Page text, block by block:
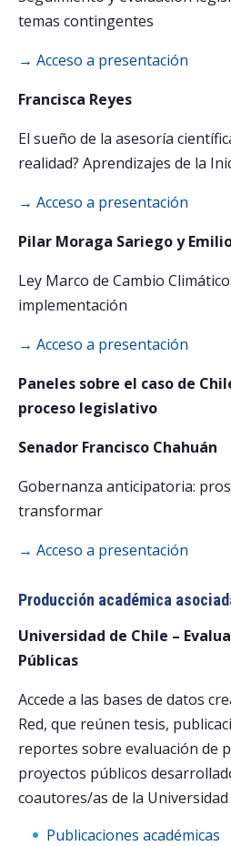
temas contingentes
→ Acceso a presentación
Francisca Reyes
El sueño de la asesoría
realidad? Aprendizajes de la
→ Acceso a presentación
Pilar Moraga Sariego y
Ley Marco de Cambio
implementación
→ Acceso a presentación
Paneles sobre el caso de
proceso legislativo
Senador Francisco Chahuán
Gobernanza anticipatoria:
transformar
→ Acceso a presentación
Producción académica
Universidad de Chile –
Públicas
Accede a las bases de datos
Red, que reúnen tesis,
reportes sobre evaluación de
proyectos públicos
coautores/as de la Universidad
Publicaciones académicas